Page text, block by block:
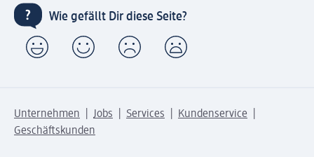
Wie gefällt Dir diese Seite?
Unternehmen Jobs Services
Kundenservice
Geschäftskunden